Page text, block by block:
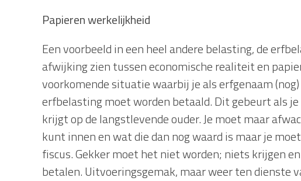
Papieren werkelijkheid
Een voorbeeld in een heel andere belasting, de
afwijking zien tussen economische realiteit en
voorkomende situatie waarbij je als erfgenaam
erfbelasting moet worden betaald. Dit gebeurt als
krijgt op de langstlevende ouder. Je moet maar
kunt innen en wat die dan nog waard is maar je
fiscus. Gekker moet het niet worden; niets krijgen
betalen. Uitvoeringsgemak, maar weer ten dienste